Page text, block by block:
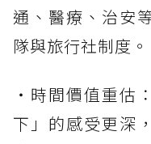
通、醫療、治安
隊與旅行社制度。
・時間價值重估
下」的感受更深